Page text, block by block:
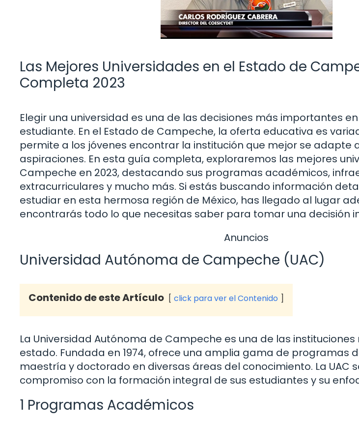
Las Mejores Universidades en el Estado de
Completa 2023
Elegir una universidad es una de las decisiones más importantes
estudiante. En el Estado de Campeche, la oferta educativa es
permite a los jóvenes encontrar la institución que mejor se adapte
aspiraciones. En esta guía completa, exploraremos las mejores
Campeche en 2023, destacando sus programas académicos,
extracurriculares y mucho más. Si estás buscando información
estudiar en esta hermosa región de México, has llegado al lugar
encontrarás todo lo que necesitas saber para tomar una decisión
Anuncios
Universidad Autónoma de Campeche (UAC)
Contenido de este Artículo click para ver el Contenido
La Universidad Autónoma de Campeche es una de las
estado. Fundada en 1974, ofrece una amplia gama de programas
maestría y doctorado en diversas áreas del conocimiento. La UAC
compromiso con la formación integral de sus estudiantes y su
1 Programas Académicos